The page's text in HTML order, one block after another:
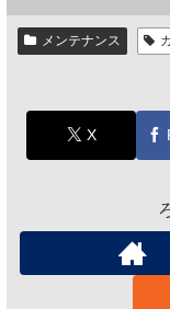
メンテナンス
X